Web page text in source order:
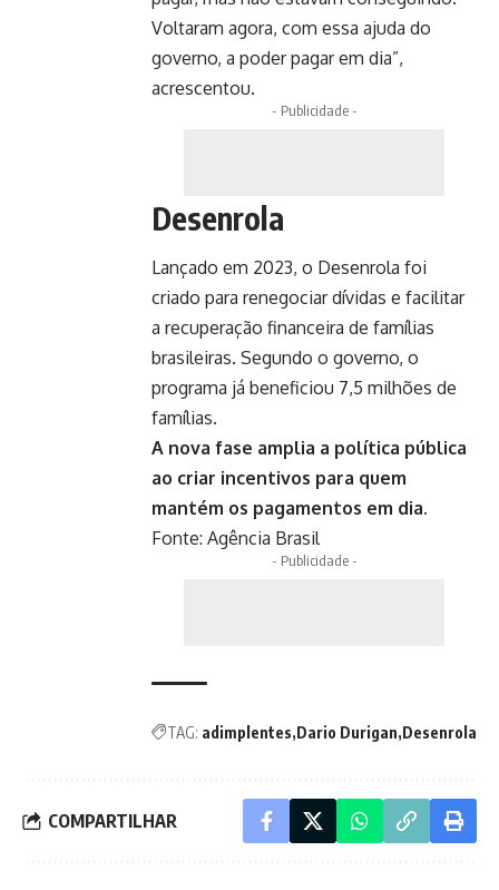
Voltaram agora, com essa ajuda do
governo, a poder pagar em dia”,
acrescentou.
- Publicidade -
Desenrola
Lançado em 2023, o Desenrola foi
criado para renegociar dívidas e facilitar
a recuperação financeira de famílias
brasileiras. Segundo o governo, o
programa já beneficiou 7,5 milhões de
famílias.
A nova fase amplia a política pública
ao criar incentivos para quem
mantém os pagamentos em dia.
Fonte: Agência Brasil
- Publicidade -
TAG: adimplentes Dario Durigan Desenrola
COMPARTILHAR